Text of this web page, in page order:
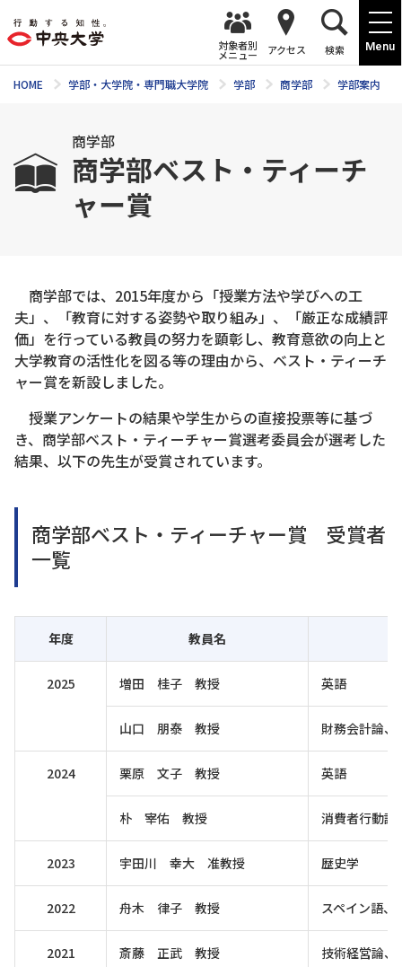
Menu
対象者別
メニュー アクセス 検索
HOME 学部・大学院・専門職大学院 学部 商学部 学部案内
商学部
商学部ベスト・ティーチ
ャー賞
商学部では、2015年度から「授業方法や学びへの工
夫」、「教育に対する姿勢や取り組み」、「厳正な成績評
価」を行っている教員の努力を顕彰し、教育意欲の向上と
大学教育の活性化を図る等の理由から、ベスト・ティーチ
ャー賞を新設しました。
授業アンケートの結果や学生からの直接投票等に基づ
き、商学部ベスト・ティーチャー賞選考委員会が選考した
結果、以下の先生が受賞されています。
商学部ベスト・ティーチャー賞 受賞者
一覧
年度 教員名
2025 増田 桂子 教授 英語
山口 朋泰 教授 財務会計論、
2024 栗原 文子 教授 英語
朴 宰佑 教授 消費者行動論
2023 宇田川 幸大 准教授 歴史学
2022 舟木 律子 教授 スペイン語
2021 斎藤 正武 教授 技術経営論